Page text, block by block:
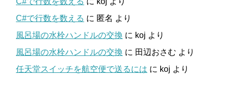
C#で行数を数える に 匿名 より
風呂場の水栓ハンドルの交換 に koj より
風呂場の水栓ハンドルの交換 に 田辺おさむ より
任天堂スイッチを航空便で送るには に koj より